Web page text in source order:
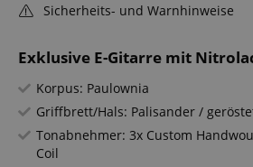
Exklusive E-Gitarre mit
Korpus: Paulownia
Griffbrett/Hals: Palisander /
Tonabnehmer: 3x Custom
Coil
Sicherheits- und Warnhinweise